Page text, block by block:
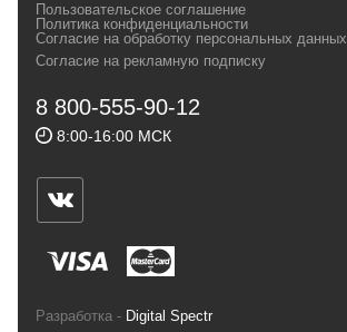
и взыскательных путешественников,
спортсменов и отдыхающих.
Геннадьевич
ИНН 590300057023 ОГРН 304590319000121
ул.Советская, 25, магазин Басег.
Тел./факс (342) 2101242
Пользовательское соглашение
Политика конфиденциальности
Согласие на обработку персональных данных
Согласие на рекламную подписку
8 800-555-90-12
8:00-16:00 МСК
Разработка - Digital Spectr